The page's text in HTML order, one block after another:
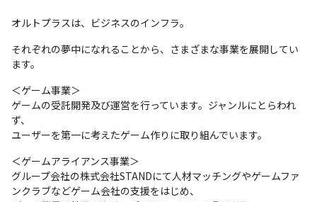
オルトプラスは、ビジネスのインフラ。
それぞれの夢中になれることから、さまざまな事業を展開してい
ます。
＜ゲーム事業＞
ゲームの受託開発及び運営を行っています。ジャンルにとらわれ
ず、
ユーザーを第一に考えたゲーム作りに取り組んでいます。
＜ゲームアライアンス事業＞
グループ会社の株式会社STANDにて人材マッチングやゲームファ
ンクラブなどゲーム会社の支援をはじめ、